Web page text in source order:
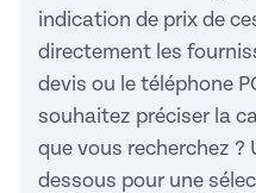
indication de prix de
directement les
devis ou le téléphone
souhaitez préciser la
que vous recherchez ?
dessous pour une